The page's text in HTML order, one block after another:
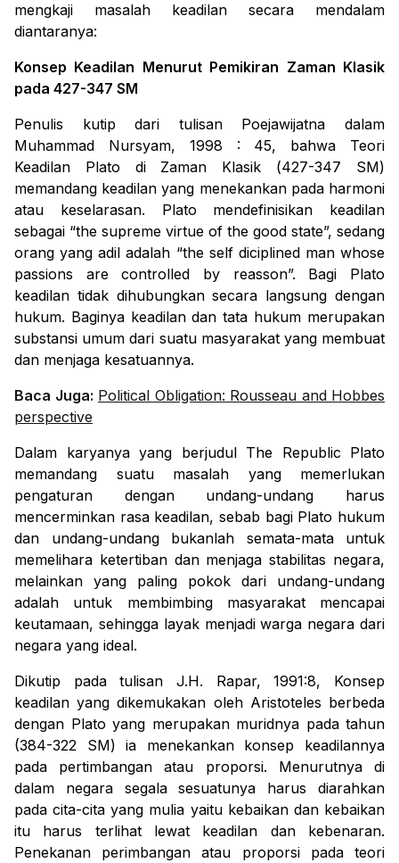
mengkaji masalah keadilan secara mendalam
diantaranya:
Konsep Keadilan Menurut Pemikiran Zaman Klasik
pada 427-347 SM
Penulis kutip dari tulisan Poejawijatna dalam
Muhammad Nursyam, 1998 : 45, bahwa Teori
Keadilan Plato di Zaman Klasik (427-347 SM)
memandang keadilan yang menekankan pada harmoni
atau keselarasan. Plato mendefinisikan keadilan
sebagai “the supreme virtue of the good state”, sedang
orang yang adil adalah “the self diciplined man whose
passions are controlled by reasson”. Bagi Plato
keadilan tidak dihubungkan secara langsung dengan
hukum. Baginya keadilan dan tata hukum merupakan
substansi umum dari suatu masyarakat yang membuat
dan menjaga kesatuannya.
Baca Juga: Political Obligation: Rousseau and Hobbes
perspective
Dalam karyanya yang berjudul The Republic Plato
memandang suatu masalah yang memerlukan
pengaturan dengan undang-undang harus
mencerminkan rasa keadilan, sebab bagi Plato hukum
dan undang-undang bukanlah semata-mata untuk
memelihara ketertiban dan menjaga stabilitas negara,
melainkan yang paling pokok dari undang-undang
adalah untuk membimbing masyarakat mencapai
keutamaan, sehingga layak menjadi warga negara dari
negara yang ideal.
Dikutip pada tulisan J.H. Rapar, 1991:8, Konsep
keadilan yang dikemukakan oleh Aristoteles berbeda
dengan Plato yang merupakan muridnya pada tahun
(384-322 SM) ia menekankan konsep keadilannya
pada pertimbangan atau proporsi. Menurutnya di
dalam negara segala sesuatunya harus diarahkan
pada cita-cita yang mulia yaitu kebaikan dan kebaikan
itu harus terlihat lewat keadilan dan kebenaran.
Penekanan perimbangan atau proporsi pada teori